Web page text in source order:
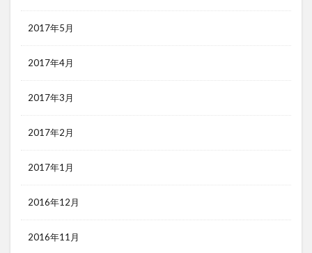
2017年5月
2017年4月
2017年3月
2017年2月
2017年1月
2016年12月
2016年11月